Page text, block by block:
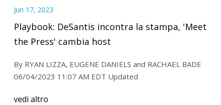
Jun 17, 2023
Playbook: DeSantis incontra la stampa, 'Meet
the Press' cambia host
By RYAN LIZZA, EUGENE DANIELS and RACHAEL BADE
06/04/2023 11:07 AM EDT Updated
vedi altro